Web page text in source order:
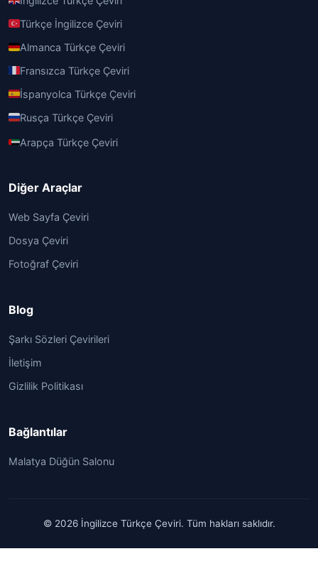
Türkçe İngilizce Çeviri
Almanca Türkçe Çeviri
Fransızca Türkçe Çeviri
İspanyolca Türkçe Çeviri
Rusça Türkçe Çeviri
Arapça Türkçe Çeviri
Diğer Araçlar
Web Sayfa Çeviri
Dosya Çeviri
Fotoğraf Çeviri
Blog
Şarkı Sözleri Çevirileri
İletişim
Gizlilik Politikası
Bağlantılar
Malatya Düğün Salonu
© 2026 İngilizce Türkçe Çeviri. Tüm hakları saklıdır.